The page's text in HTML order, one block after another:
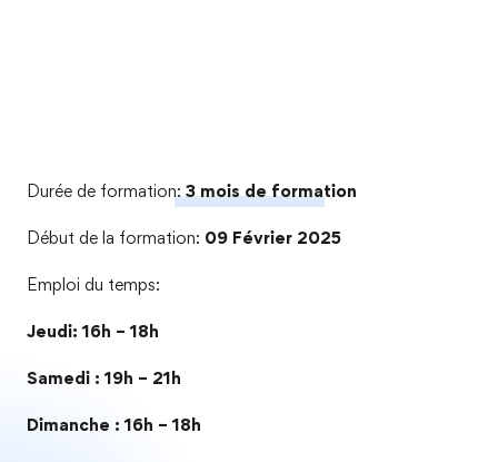
Durée de formation:3 mois de formation
Début de la formation: 09 Février 2025
Emploi du temps:
Jeudi: 16h – 18h
Samedi : 19h – 21h
Dimanche : 16h – 18h